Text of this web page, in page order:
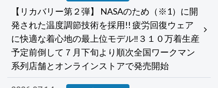
【リカバリー第２弾】 NASAのため（※1）に開
発された温度調節技術を採用!! 疲労回復ウェア
に快適な着心地の最上位モデル‼３１０万着生産
予定前倒して７月下旬より順次全国ワークマン
系列店舗とオンラインストアで発売開始